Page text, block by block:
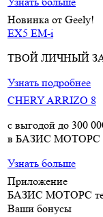
Новинка от Geely!
EX5 EM-i
ТВОЙ ЛИЧНЫЙ
Узнать подробнее
CHERY ARRIZO 8
с выгодой до 300
в БАЗИС МОТОРС
Узнать больше
Приложение
БАЗИС МОТОРС
Ваши бонусы